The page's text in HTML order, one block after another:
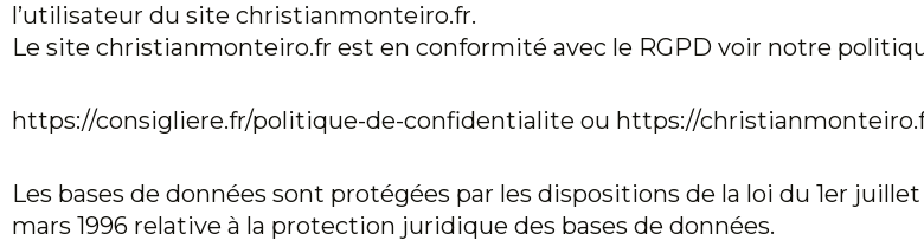
l’utilisateur du site christianmonteiro.fr.
Le site christianmonteiro.fr est en conformité avec le RGPD voir notre
https://consigliere.fr/politique-de-confidentialite ou https://
Les bases de données sont protégées par les dispositions de la loi du 1er
mars 1996 relative à la protection juridique des bases de données.